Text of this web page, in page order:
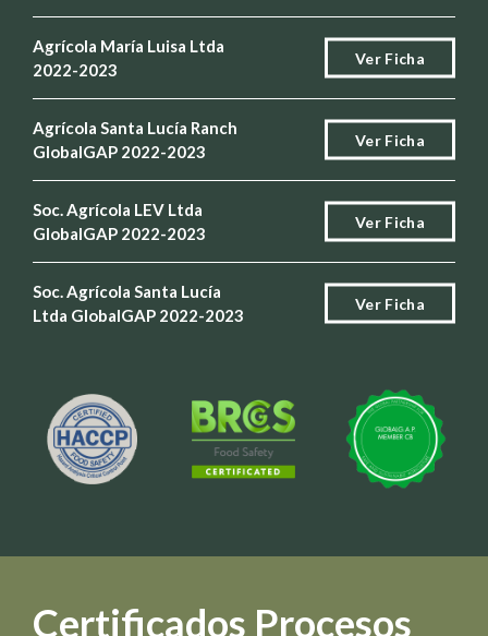
Agrícola María Luisa Ltda
2022-2023
Ver Ficha
Agrícola Santa Lucía Ranch
GlobalGAP 2022-2023
Ver Ficha
Soc. Agrícola LEV Ltda
GlobalGAP 2022-2023
Ver Ficha
Soc. Agrícola Santa Lucía
Ltda GlobalGAP 2022-2023
Ver Ficha
Certificados Procesos